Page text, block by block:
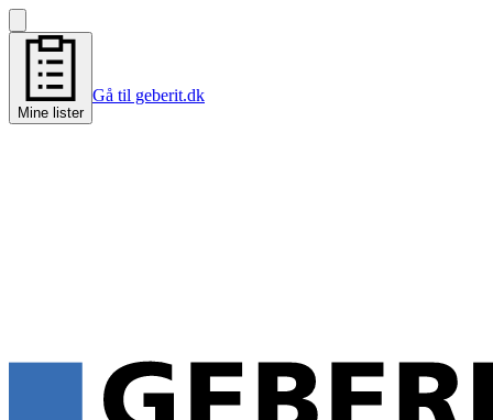
Mine lister
Gå til geberit.dk